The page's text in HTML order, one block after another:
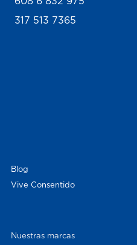
317 513 7365
Blog
Vive Consentido
Nuestras marcas